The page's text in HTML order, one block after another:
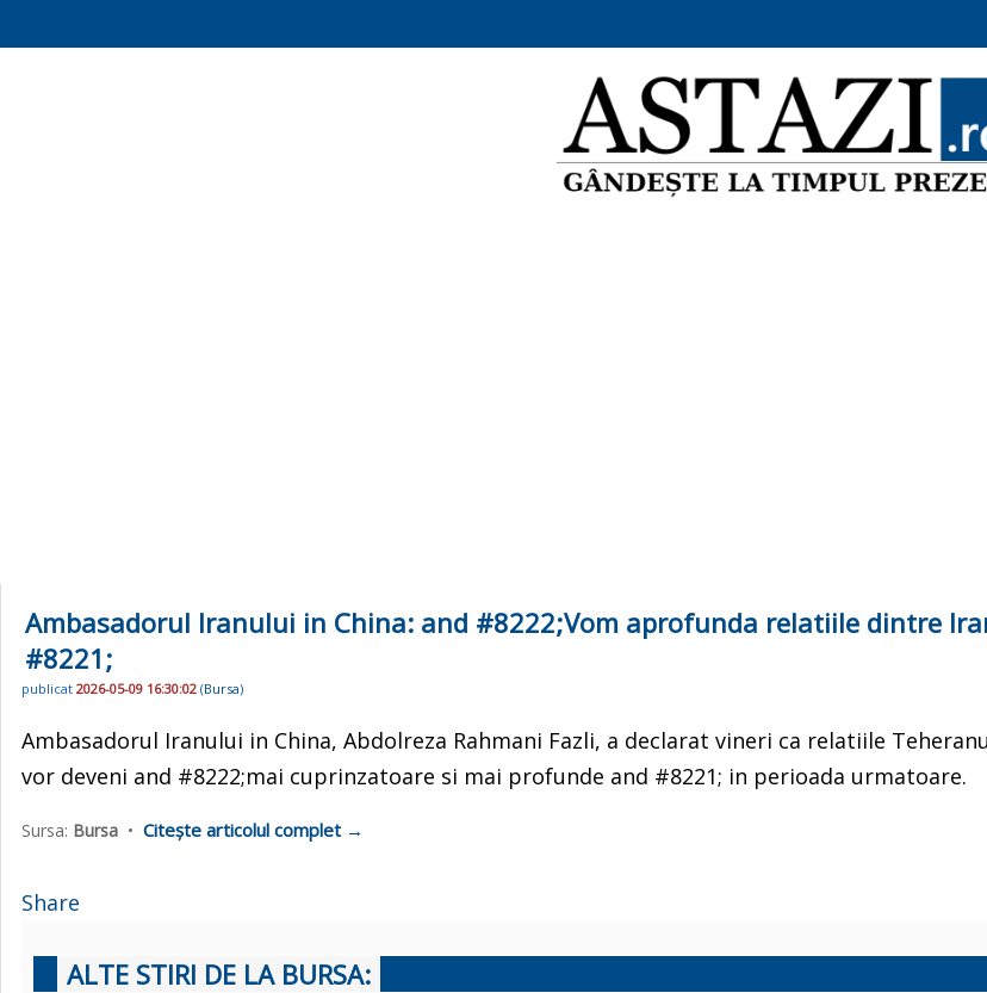
Ambasadorul Iranului in China: and #8222;Vom aprofunda relatiile dintre
#8221;
publicat 2026-05-09 16:30:02 (Bursa)
Ambasadorul Iranului in China, Abdolreza Rahmani Fazli, a declarat vineri ca relatiile
vor deveni and #8222;mai cuprinzatoare si mai profunde and #8221; in perioada urmatoare.
Sursa: Bursa • Citește articolul complet →
Share
ALTE STIRI DE LA BURSA: